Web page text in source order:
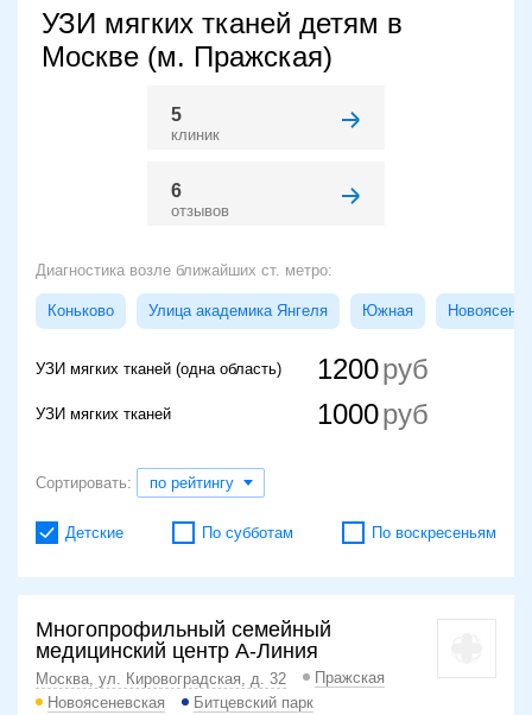
УЗИ мягких тканей детям в
Москве (м. Пражская)
5
клиник
6
отзывов
Диагностика возле ближайших ст. метро:
Коньково Улица академика Янгеля Южная
УЗИ мягких тканей (одна область) 1200
УЗИ мягких тканей 1000
Сортировать: по рейтингу
Детские По субботам По воскресеньям
Многопрофильный семейный
медицинский центр А-Линия
Москва, ул. Кировоградская, д. 32
Пражская
Новоясеневская
Битцевский парк